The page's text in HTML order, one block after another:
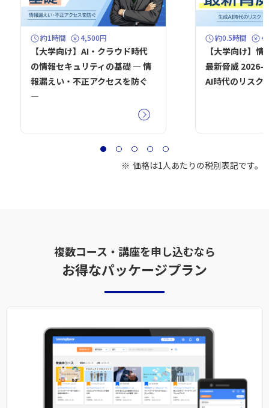
約1時間 4,500円
【大学向け】AI・クラウド時代
の情報セキュリティの基礎 ― 情
報漏えい・不正アクセスを防ぐ
―
約0.5時間
【大学向け】
最新脅威 2026-
AI時代のリスク
価格は1人あたりの税別表記です。
複数コース・講座を申し込むなら
お得なパッケージプラン